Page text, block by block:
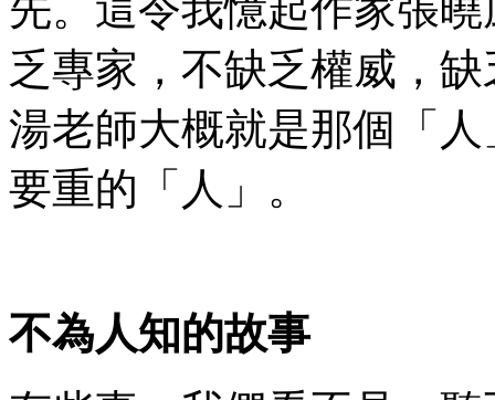
乏專家，不缺乏權威，
湯老師大概就是那個「
要重的「人」。
不為人知的故事